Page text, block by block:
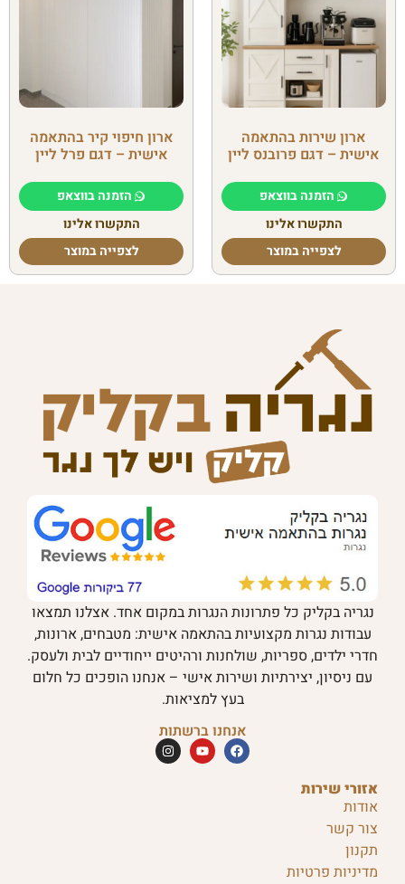
ארון שירות בהתאמה
אישית – דגם פרובנס ליין
הזמנה בווצאפ
התקשרו אלינו
לצפייה במוצר
ארון חיפוי קיר בהתאמה
אישית – דגם פרל ליין
הזמנה בווצאפ
התקשרו אלינו
לצפייה במוצר
אזורי שירות
אודות
צור קשר
תקנון
מדיניות פרטיות
נגריה בקליק כל פתרונות הנגרות במקום אחד. אצלנו תמצאו
עבודות נגרות מקצועיות בהתאמה אישית: מטבחים, ארונות,
חדרי ילדים, ספריות, שולחנות ורהיטים ייחודיים לבית ולעסק.
עם ניסיון, יצירתיות ושירות אישי – אנחנו הופכים כל חלום
בעץ למציאות.
אנחנו ברשתות